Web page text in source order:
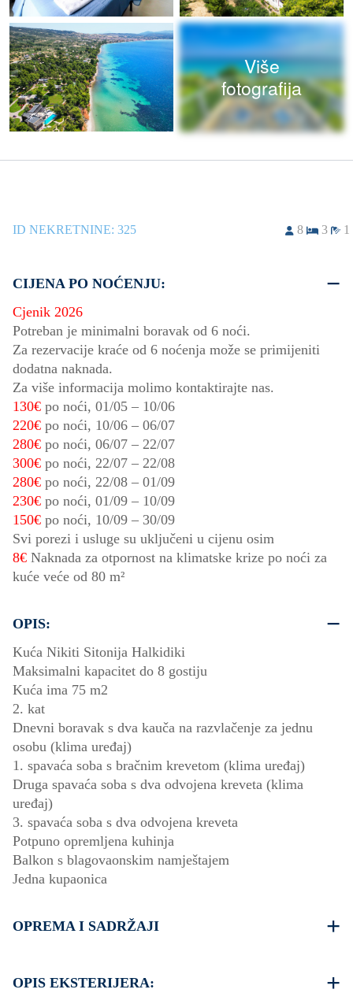
Više
fotografija
ID NEKRETNINE: 325 8 3 1
CIJENA PO NOĆENJU:
Cjenik 2026
Potreban je minimalni boravak od 6 noći.
Za rezervacije kraće od 6 noćenja može se primijeniti
dodatna naknada.
Za više informacija molimo kontaktirajte nas.
130€ po noći, 01/05 – 10/06
220€ po noći, 10/06 – 06/07
280€ po noći, 06/07 – 22/07
300€ po noći, 22/07 – 22/08
280€ po noći, 22/08 – 01/09
230€ po noći, 01/09 – 10/09
150€ po noći, 10/09 – 30/09
Svi porezi i usluge su uključeni u cijenu osim
8€ Naknada za otpornost na klimatske krize po noći za
kuće veće od 80 m²
OPIS:
Kuća Nikiti Sitonija Halkidiki
Maksimalni kapacitet do 8 gostiju
Kuća ima 75 m2
2. kat
Dnevni boravak s dva kauča na razvlačenje za jednu
osobu (klima uređaj)
1. spavaća soba s bračnim krevetom (klima uređaj)
Druga spavaća soba s dva odvojena kreveta (klima
uređaj)
3. spavaća soba s dva odvojena kreveta
Potpuno opremljena kuhinja
Balkon s blagovaonskim namještajem
Jedna kupaonica
OPREMA I SADRŽAJI
TV ravnog ekrana
OPIS EKSTERIJERA: